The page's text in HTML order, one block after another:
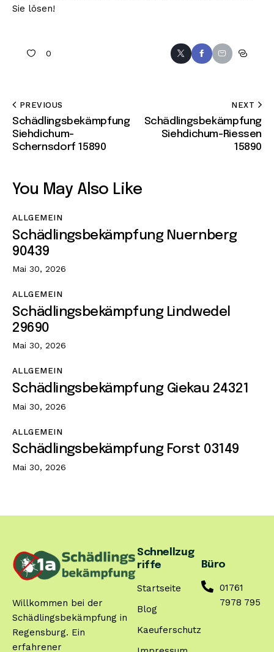
Sie lösen!
0
PREVIOUS
Schädlingsbekämpfung
Siehdichum-
Schernsdorf 15890
NEXT
Schädlingsbekämpfung
Siehdichum-Riessen
15890
You May Also Like
ALLGEMEIN
Schädlingsbekämpfung Nuernberg
90439
Mai 30, 2026
ALLGEMEIN
Schädlingsbekämpfung Lindwedel
29690
Mai 30, 2026
ALLGEMEIN
Schädlingsbekämpfung Giekau 24321
Mai 30, 2026
ALLGEMEIN
Schädlingsbekämpfung Forst 03149
Mai 30, 2026
Willkommen bei der
Schädlingsbekämpfung in
Regensburg. Ein
erfahrener
Schnellzug
riffe
Startseite
Blog
Kaeuferschutz
Büro
01761
7978 795